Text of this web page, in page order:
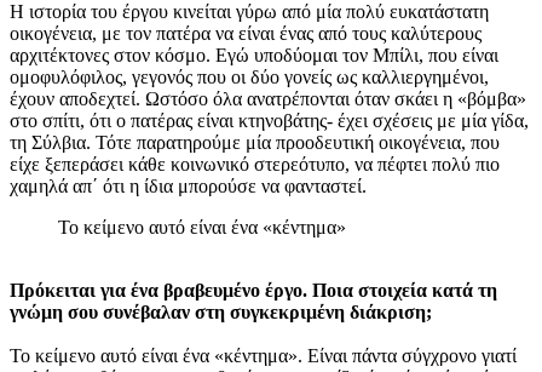
Η ιστορία του έργου κινείται γύρω από μία πολύ ευκατάστατη
οικογένεια, με τον πατέρα να είναι ένας από τους καλύτερους
αρχιτέκτονες στον κόσμο. Εγώ υποδύομαι τον Μπίλι, που είναι
ομοφυλόφιλος, γεγονός που οι δύο γονείς ως καλλιεργημένοι,
έχουν αποδεχτεί. Ωστόσο όλα ανατρέπονται όταν σκάει η «βόμβα»
στο σπίτι, ότι ο πατέρας είναι κτηνοβάτης- έχει σχέσεις με μία γίδα,
τη Σύλβια. Τότε παρατηρούμε μία προοδευτική οικογένεια, που
είχε ξεπεράσει κάθε κοινωνικό στερεότυπο, να πέφτει πολύ πιο
χαμηλά απ΄ ότι η ίδια μπορούσε να φανταστεί.
Το κείμενο αυτό είναι ένα «κέντημα»
Πρόκειται για ένα βραβευμένο έργο. Ποια στοιχεία κατά τη
γνώμη σου συνέβαλαν στη συγκεκριμένη διάκριση;
Το κείμενο αυτό είναι ένα «κέντημα». Είναι πάντα σύγχρονο γιατί